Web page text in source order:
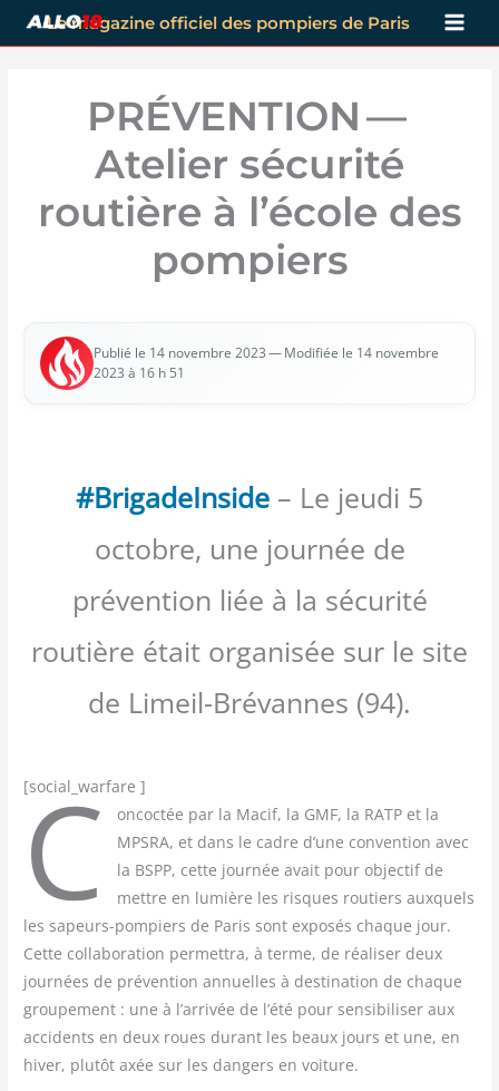
Aller
au
Le magazine officiel des pompiers de Paris
PRÉVENTION —
Atelier sécurité
routière à l’école des
pompiers
Publié le 14 novembre 2023 — Modi­fiée le 14 novembre
2023 à 16 h 51
#BrigadeInside – Le jeudi 5
octobre, une journée de
prévention liée à la sécurité
routière était organisée sur le site
de Limeil-Brévannes (94).
[social_​warfare ]
C
oncoc­tée par la Macif, la GMF, la RATP et la
MPSRA, et dans le cadre d’une conven­tion avec
la BSPP, cette jour­née avait pour objec­tif de
mettre en lumière les risques rou­tiers aux­quels
les sapeurs-pom­piers de Paris sont expo­sés chaque jour.
Cette col­la­bo­ra­tion per­met­tra, à terme, de réa­li­ser deux
jour­nées de pré­ven­tion annuelles à des­ti­na­tion de chaque
grou­pe­ment : une à l’arrivée de l’été pour sen­si­bi­li­ser aux
acci­dents en deux roues durant les beaux jours et une, en
hiver, plu­tôt axée sur les dan­gers en voiture.